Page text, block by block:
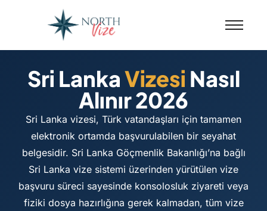
Sri LankaVizesi Nasıl
Alınır 2026
Sri Lanka vizesi, Türk vatandaşları için tamamen
elektronik ortamda başvurulabilen bir seyahat
belgesidir. Sri Lanka Göçmenlik Bakanlığı’na bağlı
Sri Lanka vize sistemi üzerinden yürütülen vize
başvuru süreci sayesinde konsolosluk ziyareti veya
fiziki dosya hazırlığına gerek kalmadan, tüm vize